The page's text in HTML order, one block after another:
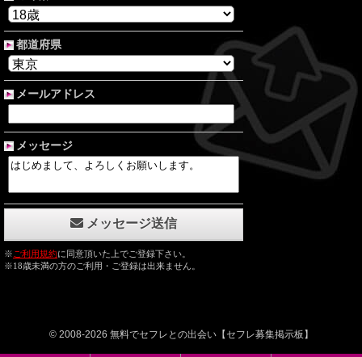
© 2008-2026 無料でセフレとの出会い【セフレ募集掲示板】